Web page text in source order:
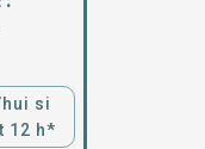
si
12 h*